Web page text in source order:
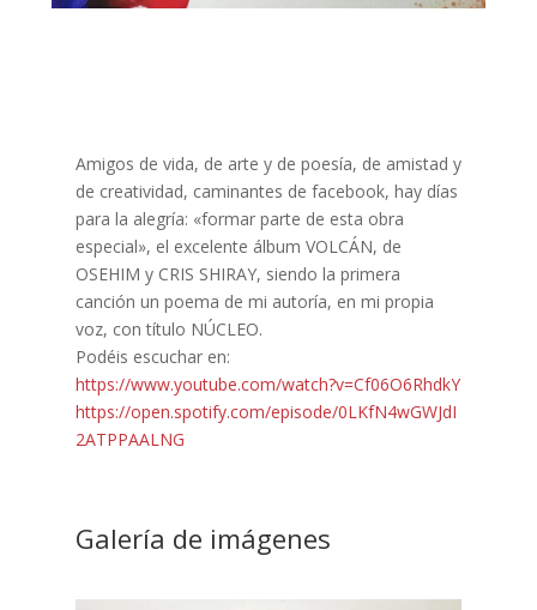
Amigos de vida, de arte y de poesía, de amistad y
de creatividad, caminantes de facebook, hay días
para la alegría: «formar parte de esta obra
especial», el excelente álbum VOLCÁN, de
OSEHIM y CRIS SHIRAY, siendo la primera
canción un poema de mi autoría, en mi propia
voz, con título NÚCLEO.
Podéis escuchar en:
https://www.youtube.com/watch?v=Cf06O6RhdkY
https://open.spotify.com/episode/0LKfN4wGWJdI
2ATPPAALNG
Galería de imágenes